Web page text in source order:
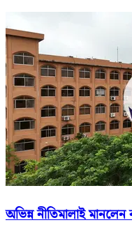
অভিন্ন নীতিমালাই মানলেন